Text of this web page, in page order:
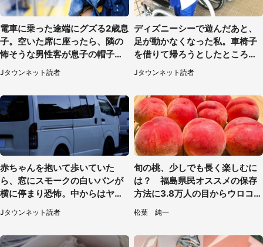
電車に乗った途端にグズる2歳息
子。空いた席に座ったら、隣の
怖そうな男性客が息子の帽子に
手を伸ばし（千葉県・40代女
性）
Jタウンネット読者
ディズニーシーで遊んだあと、
足が動かなくなった私。車椅子
を借りて帰ろうとしたところで
キャストが（60代女性）
Jタウンネット読者
赤ちゃんを抱いて歩いていた
ら、窓にスモークの白いバンが
横に停まり恐怖。中からはヤン
チャそうな男性が...（神奈川
県・40代女性）
Jタウンネット読者
旬の桃、少しでも長く楽しむに
は？ 福島県民オススメの保存
方法に3.8万人の目からウロコ
「全国民が知りたかった！」
松葉 純一